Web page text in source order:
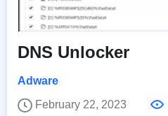
DNS Unlocker
Adware
February 22, 2023